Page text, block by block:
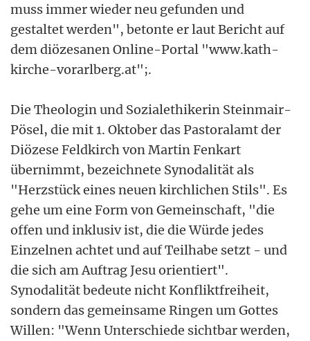
muss immer wieder neu gefunden und
gestaltet werden", betonte er laut Bericht auf
dem diözesanen Online-Portal "www.kath-
kirche-vorarlberg.at";.
Die Theologin und Sozialethikerin Steinmair-
Pösel, die mit 1. Oktober das Pastoralamt der
Diözese Feldkirch von Martin Fenkart
übernimmt, bezeichnete Synodalität als
"Herzstück eines neuen kirchlichen Stils". Es
gehe um eine Form von Gemeinschaft, "die
offen und inklusiv ist, die die Würde jedes
Einzelnen achtet und auf Teilhabe setzt - und
die sich am Auftrag Jesu orientiert".
Synodalität bedeute nicht Konfliktfreiheit,
sondern das gemeinsame Ringen um Gottes
Willen: "Wenn Unterschiede sichtbar werden,